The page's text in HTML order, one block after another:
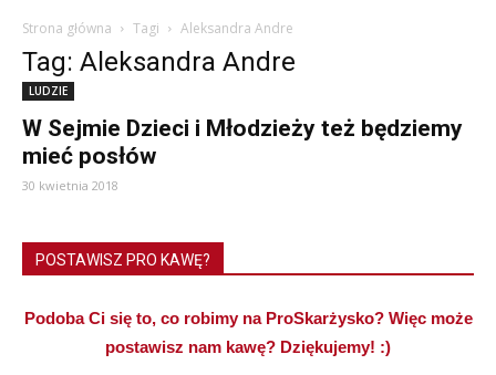
Strona główna Tagi Aleksandra Andre
Tag: Aleksandra Andre
LUDZIE
W Sejmie Dzieci i Młodzieży też będziemy
mieć posłów
30 kwietnia 2018
POSTAWISZ PRO KAWĘ?
Podoba Ci się to, co robimy na ProSkarżysko? Więc może
postawisz nam kawę? Dziękujemy! :)